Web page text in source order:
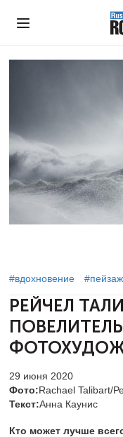
#вдохновение
РЕЙЧЕЛ
29 июня 2020
Фото:Rachael Talibart/
Текст:Анна Каунис
Кто может лучше